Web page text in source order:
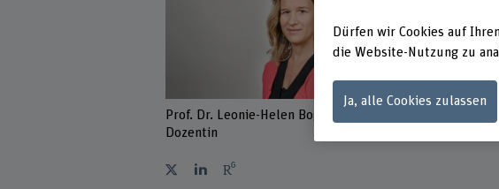
Prof. Dr. Leonie-Helen Bogl
Dozentin
E-
Dürfen wir Cookies auf
die Website-Nutzung zu
Ja, alle Cookies zulassen